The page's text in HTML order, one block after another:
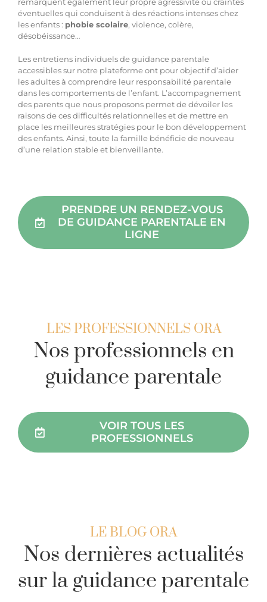
remarquent également leur propre agressivité ou craintes
éventuelles qui conduisent à des réactions intenses chez
les enfants : phobie scolaire, violence, colère,
désobéissance…
Les entretiens individuels de guidance parentale
accessibles sur notre plateforme ont pour objectif d’aider
les adultes à comprendre leur responsabilité parentale
dans les comportements de l’enfant. L’accompagnement
des parents que nous proposons permet de dévoiler les
raisons de ces difficultés relationnelles et de mettre en
place les meilleures stratégies pour le bon développement
des enfants. Ainsi, toute la famille bénéficie de nouveau
d’une relation stable et bienveillante.
PRENDRE UN RENDEZ-VOUS
DE GUIDANCE PARENTALE EN
LIGNE
LES PROFESSIONNELS ORA
Nos professionnels en
guidance parentale
VOIR TOUS LES
PROFESSIONNELS
LE BLOG ORA
Nos dernières actualités
sur la guidance parentale